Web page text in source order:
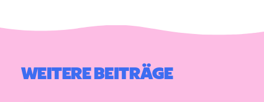
WEITERE BEITRÄGE